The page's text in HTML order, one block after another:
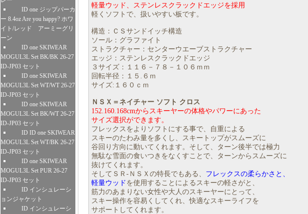
ID one ジップパーカ
ー 8.4oz Are you happy? ホワ
イト/レッド アーミーグリ
ーン
ID one SKIWEAR
MOGUL3L Set BK/BK 26-27
ID-JP03 セット
ID one SKIWEAR
MOGUL3L Set WT/WT 26-27
ID-JP03 セット
ID one SKIWEAR
MOGUL3L Set BK/WT 26-27
ID-JP03 セット
ID ID one SKIWEAR
MOGUL3L Set WT/BK 26-27
ID-JP03 セット
ID one SKIWEAR
MOGUL3L Set PUR 26-27
ID-JP03 セット
ID インシュレーシ
ョンジャケット
ID インシュレーシ
軽量ウッド、ステンレスクラックドエッジを採用
軽くソフトで、扱いやすい板です。
構造：ＣＳサンドイッチ構造
ソール：グラファイト
ストラクチャー：センターウエーブストラクチャー
エッジ：ステンレスクラックドエッジ
３サイズ：１１６－７８－１０６ｍｍ
回転半径：１５.６ｍ
サイズ:１６０ｃｍ
ＮＳＸ＝ネイチャー ソフト クロス
152.160.168cmからスキーヤーの体格やパワーにあった
サイズ選択ができます。
フレックスをよりソフトにする事で、自重による
スキーのたわみ量を多くし、スキートップがスムーズに
谷回り方向に動いてくれます。そして、ターン後半では極力
無駄な雪面の食いつきをなくすことで、ターンからスムーズに
抜けてくれます。
そしてＳＲ-ＮＳＸの特長でもある、 フレックスの柔らかさと、
軽量ウッド を使用することによるスキーの軽さがと、
筋力のあまりない女性や大人のスキーヤーにとって、
スキー操作を容易くしてくれ、快適なスキーライフを
サポートしてくれます。